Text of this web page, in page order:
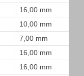
16,00 mm
10,00 mm
7,00 mm
16,00 mm
16,00 mm